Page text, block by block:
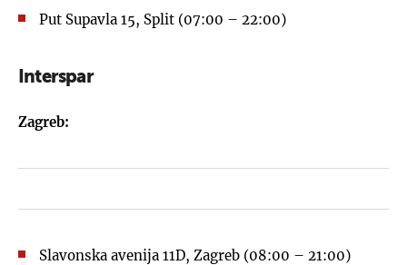
Put Supavla 15, Split (07:00 – 22:00)
Interspar
Zagreb:
Slavonska avenija 11D, Zagreb (08:00 – 21:00)